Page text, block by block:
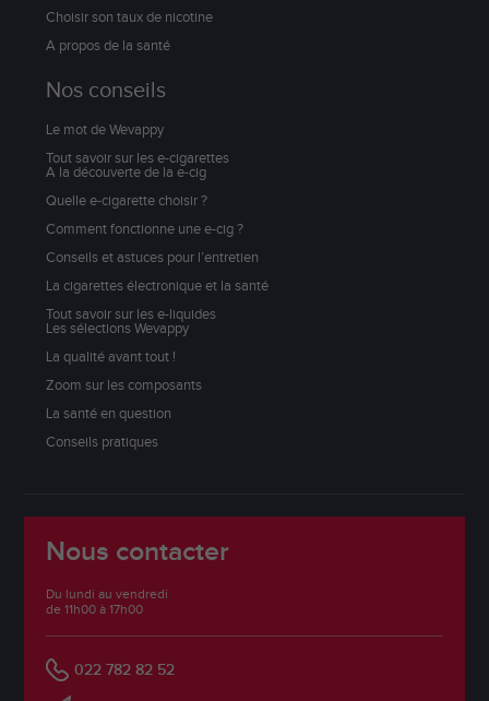
Choisir son taux de nicotine
A propos de la santé
Nos conseils
Le mot de Wevappy
Tout savoir sur les e-cigarettes
A la découverte de la e-cig
Quelle e-cigarette choisir ?
Comment fonctionne une e-cig ?
Conseils et astuces pour l’entretien
La cigarettes électronique et la santé
Tout savoir sur les e-liquides
Les sélections Wevappy
La qualité avant tout !
Zoom sur les composants
La santé en question
Conseils pratiques
Nous contacter
Du lundi au vendredi
de 11h00 à 17h00
022 782 82 52